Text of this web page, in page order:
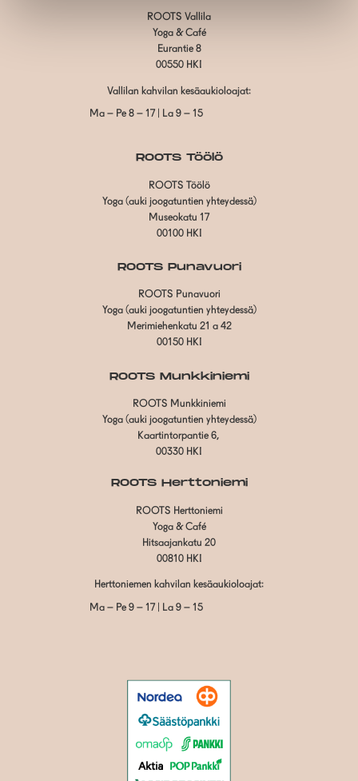
ROOTS Vallila
Yoga & Café
Eurantie 8
00550 HKI
Vallilan kahvilan kesäaukioloajat:
Ma – Pe 8 – 17 | La 9 – 15
ROOTS Töölö
ROOTS Töölö
Yoga (auki joogatuntien yhteydessä)
Museokatu 17
00100 HKI
ROOTS Punavuori
ROOTS Punavuori
Yoga (auki joogatuntien yhteydessä)
Merimiehenkatu 21 a 42
00150 HKI
ROOTS Munkkiniemi
ROOTS Munkkiniemi
Yoga (auki joogatuntien yhteydessä)
Kaartintorpantie 6,
00330 HKI
ROOTS Herttoniemi
ROOTS Herttoniemi
Yoga & Café
Hitsaajankatu 20
00810 HKI
Herttoniemen kahvilan kesäaukioloajat:
Ma – Pe 9 – 17 | La 9 – 15